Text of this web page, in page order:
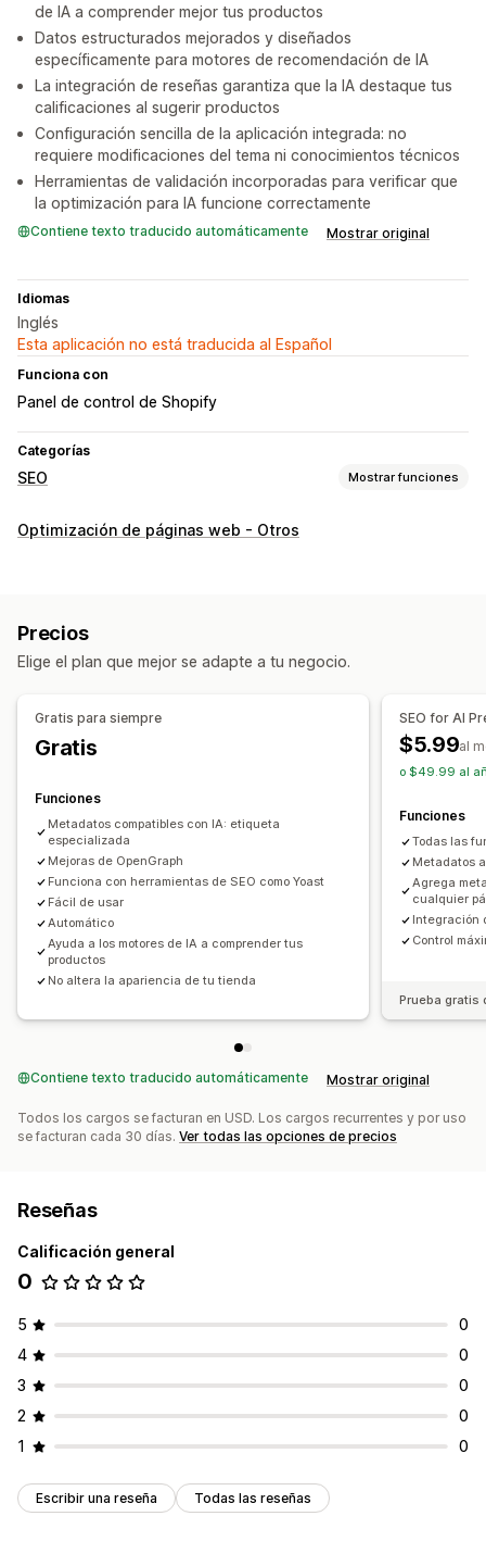
de IA a comprender mejor tus productos
Datos estructurados mejorados y diseñados
específicamente para motores de recomendación de IA
La integración de reseñas garantiza que la IA destaque tus
calificaciones al sugerir productos
Configuración sencilla de la aplicación integrada: no
requiere modificaciones del tema ni conocimientos técnicos
Herramientas de validación incorporadas para verificar que
la optimización para IA funcione correctamente
Contiene texto traducido automáticamente Mostrar original
Idiomas
Inglés
Esta aplicación no está traducida al Español
Funciona con
Panel de control de Shopify
Categorías
SEO Mostrar funciones
Herramientas de SEO
Optimización de metadatos
Puntuación SEO
Seguimiento de conversión
Prueba
Optimización de páginas web - Otros
Precios
Elige el plan que mejor se adapte a tu negocio.
Gratis para siempre
Gratis
Funciones
Metadatos compatibles con IA: etiqueta
especializada
Mejoras de OpenGraph
Funciona con herramientas de SEO como Yoast
Fácil de usar
Automático
Ayuda a los motores de IA a comprender tus
productos
No altera la apariencia de tu tienda
SEO for AI
$5.99al
o $49.99 al
Funciones
Todas las
Metadatos
Agrega
cualquier
Integración
Control
Prueba gratis
Contiene texto traducido automáticamente Mostrar original
Todos los cargos se facturan en USD. Los cargos recurrentes y por uso
se facturan cada 30 días. Ver todas las opciones de precios
Reseñas
Calificación general
0
5
0
4
0
3
0
2
0
1
0
Escribir una reseña Todas las reseñas